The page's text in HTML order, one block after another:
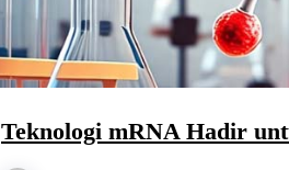
Teknologi mRNA Hadir